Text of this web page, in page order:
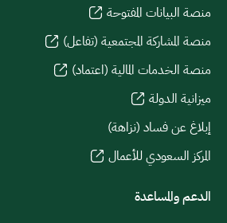
منصة البيانات المفتوحة
منصة المشاركة المجتمعية (تفاعل)
منصة الخدمات المالية (اعتماد)
ميزانية الدولة
إبلاغ عن فساد (نزاهة)
المركز السعودي للأعمال
الدعم والمساعدة